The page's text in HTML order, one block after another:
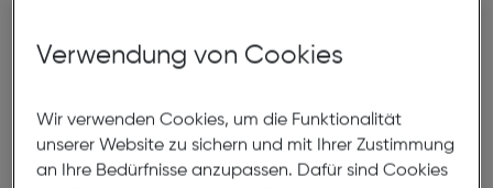
Verwendung von Cookies
Wir verwenden Cookies, um die Funktionalität
unserer Website zu sichern und mit Ihrer Zustimmung
an Ihre Bedürfnisse anzupassen. Dafür sind Cookies